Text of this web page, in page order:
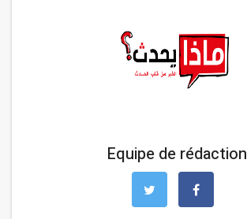
Equipe de rédaction